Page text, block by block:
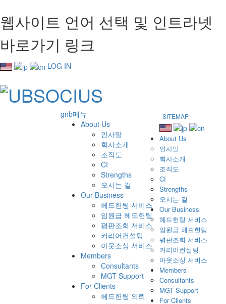
웹사이트 언어 선택 및 인트라넷
바로가기 링크
LOG IN
gnb메뉴
About Us
인사말
회사소개
조직도
CI
Strengths
오시는 길
Our Business
헤드헌팅 서비스
임원급 헤드헌팅
평판조회 서비스
커리어컨설팅
아웃소싱 서비스
Members
Consultants
MGT Support
For Clients
헤드헌팅 의뢰
SITEMAP
About Us
인사말
회사소개
조직도
CI
Strengths
오시는 길
Our Business
헤드헌팅 서비스
임원급 헤드헌팅
평판조회 서비스
커리어컨설팅
아웃소싱 서비스
Members
Consultants
MGT Support
For Clients